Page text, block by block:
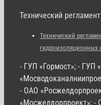
Технический
Технический
гидроизоляционных
- ГУП «Гормост»; - ГУП
- ОАО
«Мосжелдорпроект»; -